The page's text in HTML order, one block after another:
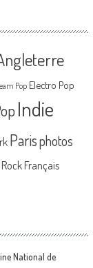
Pop Electro Pop
Indie
Parisphotos
Rock Français
National de